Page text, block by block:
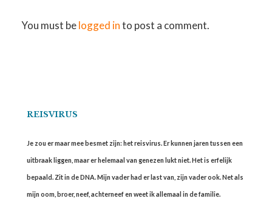
You must belogged into post a comment.
REISVIRUS
Je zou er maar mee besmet zijn: het reisvirus. Er kunnen jaren tussen een
uitbraak liggen, maar er helemaal van genezen lukt niet. Het is erfelijk
bepaald. Zit in de DNA. Mijn vader had er last van, zijn vader ook. Net als
mijn oom, broer, neef, achterneef en weet ik allemaal in de familie.